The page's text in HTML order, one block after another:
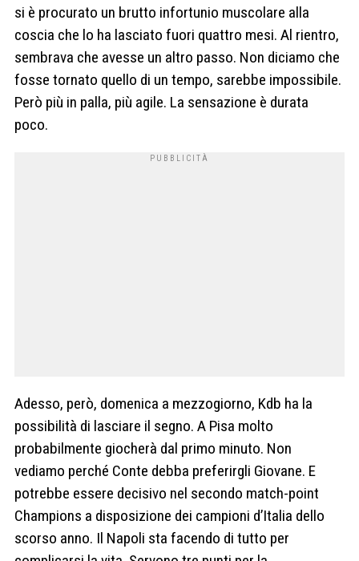
si è procurato un brutto infortunio muscolare alla
coscia che lo ha lasciato fuori quattro mesi. Al rientro,
sembrava che avesse un altro passo. Non diciamo che
fosse tornato quello di un tempo, sarebbe impossibile.
Però più in palla, più agile. La sensazione è durata
poco.
Adesso, però, domenica a mezzogiorno, Kdb ha la
possibilità di lasciare il segno. A Pisa molto
probabilmente giocherà dal primo minuto. Non
vediamo perché Conte debba preferirgli Giovane. E
potrebbe essere decisivo nel secondo match-point
Champions a disposizione dei campioni d’Italia dello
scorso anno. Il Napoli sta facendo di tutto per